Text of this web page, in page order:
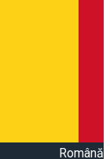
Română